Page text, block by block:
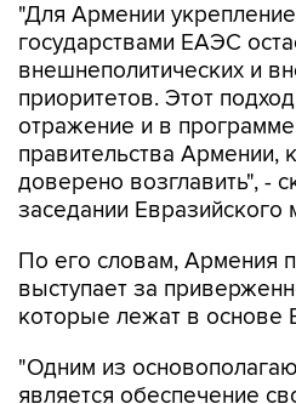
"Для Армении
государствами ЕАЭС
внешнеполитических и
приоритетов. Этот
отражение и в
правительства Армении,
доверено возглавить", -
заседании Евразийского
По его словам, Армения
выступает за
которые лежат в основе
"Одним из
является обеспечение